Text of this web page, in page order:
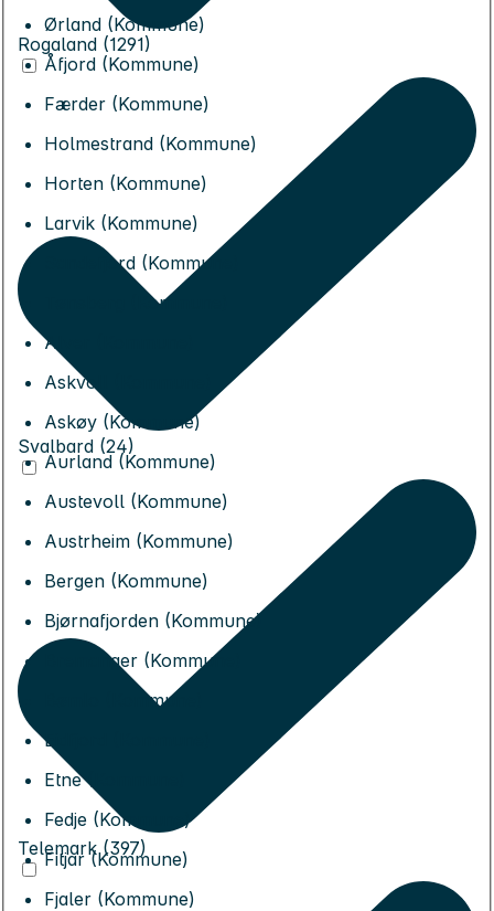
Ørland (Kommune)
Åfjord (Kommune)
Færder (Kommune)
Holmestrand (Kommune)
Horten (Kommune)
Larvik (Kommune)
Sandefjord (Kommune)
Tønsberg (Kommune)
Alver (Kommune)
Askvoll (Kommune)
Askøy (Kommune)
Aurland (Kommune)
Austevoll (Kommune)
Austrheim (Kommune)
Bergen (Kommune)
Bjørnafjorden (Kommune)
Bremanger (Kommune)
Bømlo (Kommune)
Eidfjord (Kommune)
Etne (Kommune)
Fedje (Kommune)
Fitjar (Kommune)
Fjaler (Kommune)
Rogaland (1291)
Svalbard (24)
Telemark (397)